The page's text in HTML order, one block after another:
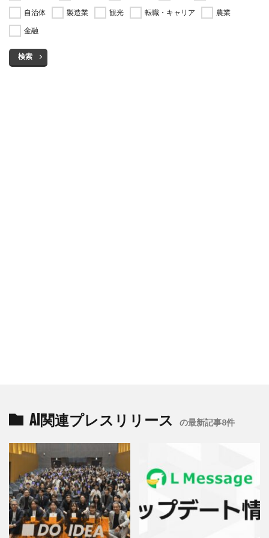
自治体 製造業 観光 転職・キャリア
農業
金融
検索
AI関連プレスリリース の最新記事8件